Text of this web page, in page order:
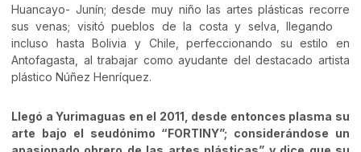
Huancayo- Junín; desde muy niño las artes plásticas recorre
sus venas; visitó pueblos de la costa y selva, llegando
incluso hasta Bolivia y Chile, perfeccionando su estilo en
Antofagasta, al trabajar como ayudante del destacado artista
plástico Núñez Henríquez.
Llegó a Yurimaguas en el 2011, desde entonces plasma su
arte bajo el seudónimo “FORTINY”; considerándose un